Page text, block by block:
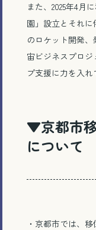
また、2025年4月
園」設立とそれ
のロケット開発
宙ビジネスプロ
プ支援に力を入れ
▼京都市
について
・京都市では、